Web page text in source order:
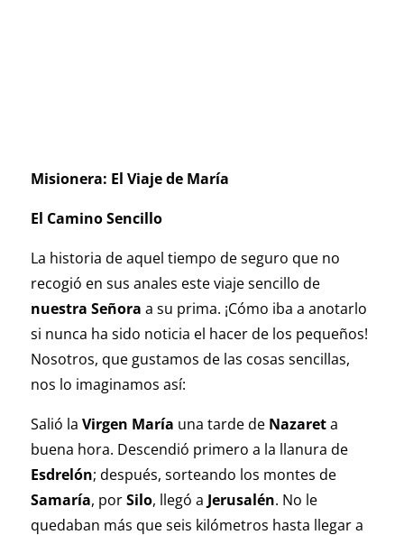
Misionera: El Viaje de María
El Camino Sencillo
La historia de aquel tiempo de seguro que no
recogió en sus anales este viaje sencillo de
nuestra Señora a su prima. ¡Cómo iba a anotarlo
si nunca ha sido noticia el hacer de los pequeños!
Nosotros, que gustamos de las cosas sencillas,
nos lo imaginamos así:
Salió la Virgen María una tarde de Nazareta
buena hora. Descendió primero a la llanura de
Esdrelón; después, sorteando los montes de
Samaría, porSilo, llegó a Jerusalén. No le
quedaban más que seis kilómetros hasta llegar a